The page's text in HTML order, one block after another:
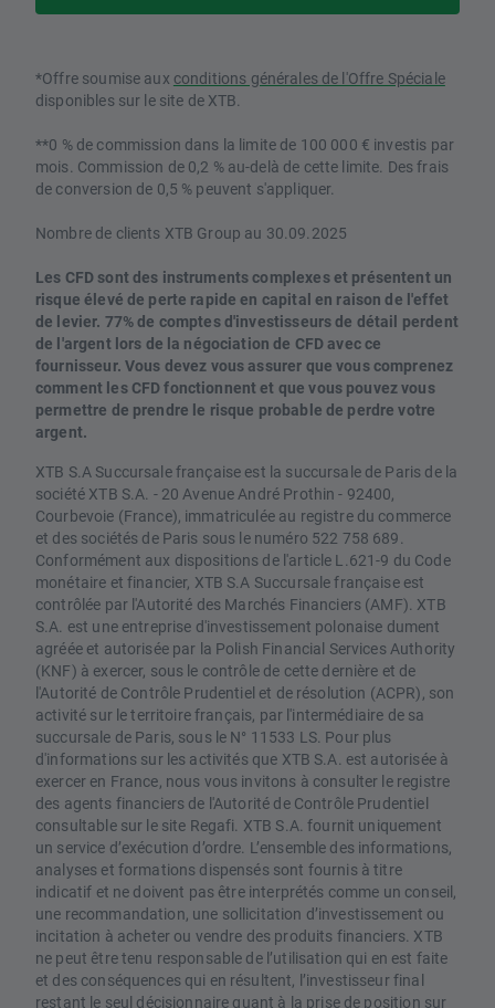
*Offre soumise aux conditions générales de l'Offre Spéciale
disponibles sur le site de XTB.
**0 % de commission dans la limite de 100 000 € investis par
mois. Commission de 0,2 % au-delà de cette limite. Des frais
de conversion de 0,5 % peuvent s'appliquer.
Nombre de clients XTB Group au 30.09.2025
Les CFD sont des instruments complexes et présentent un
risque élevé de perte rapide en capital en raison de l'effet
de levier. 77% de comptes d'investisseurs de détail perdent
de l'argent lors de la négociation de CFD avec ce
fournisseur. Vous devez vous assurer que vous comprenez
comment les CFD fonctionnent et que vous pouvez vous
permettre de prendre le risque probable de perdre votre
argent.
XTB S.A Succursale française est la succursale de Paris de la
société XTB S.A. - 20 Avenue André Prothin - 92400,
Courbevoie (France), immatriculée au registre du commerce
et des sociétés de Paris sous le numéro 522 758 689.
Conformément aux dispositions de l'article L.621-9 du Code
monétaire et financier, XTB S.A Succursale française est
contrôlée par l'Autorité des Marchés Financiers (AMF). XTB
S.A. est une entreprise d'investissement polonaise dument
agréée et autorisée par la Polish Financial Services Authority
(KNF) à exercer, sous le contrôle de cette dernière et de
l'Autorité de Contrôle Prudentiel et de résolution (ACPR), son
activité sur le territoire français, par l'intermédiaire de sa
succursale de Paris, sous le N° 11533 LS. Pour plus
d'informations sur les activités que XTB S.A. est autorisée à
exercer en France, nous vous invitons à consulter le registre
des agents financiers de l'Autorité de Contrôle Prudentiel
consultable sur le site Regafi. XTB S.A. fournit uniquement
un service d’exécution d’ordre. L’ensemble des informations,
analyses et formations dispensés sont fournis à titre
indicatif et ne doivent pas être interprétés comme un conseil,
une recommandation, une sollicitation d’investissement ou
incitation à acheter ou vendre des produits financiers. XTB
ne peut être tenu responsable de l’utilisation qui en est faite
et des conséquences qui en résultent, l’investisseur final
restant le seul décisionnaire quant à la prise de position sur